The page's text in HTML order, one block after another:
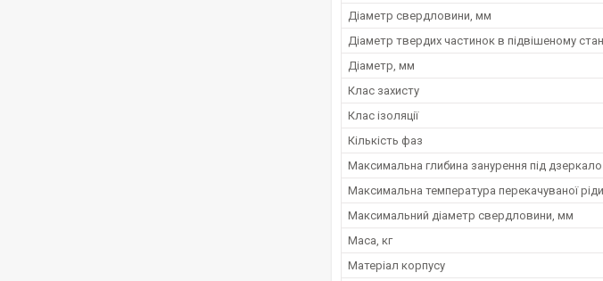
Діаметр свердловини, мм
Діаметр твердих частинок в підвішеному
Діаметр, мм
Клас захисту
Клас ізоляції
Кількість фаз
Максимальна глибина занурення під
Максимальна температура перекачуваної
Максимальний діаметр свердловини, мм
Маса, кг
Матеріал корпусу